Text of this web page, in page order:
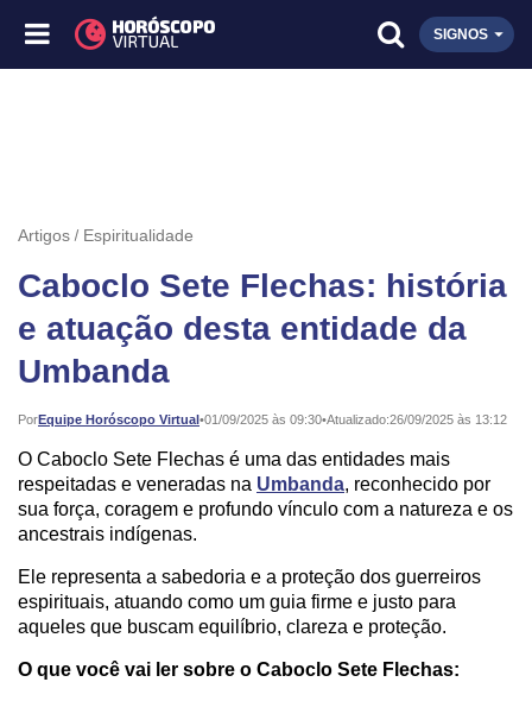
SIGNOS
Artigos Espiritualidade
Caboclo Sete Flechas: história
e atuação desta entidade da
Umbanda
PorEquipe Horóscopo Virtual•
Publicado: 01/09/2025 às 09:30•Atualizado:26/09/2025 às 13:12
O Caboclo Sete Flechas é uma das entidades mais
respeitadas e veneradas na Umbanda, reconhecido por
sua força, coragem e profundo vínculo com a natureza e os
ancestrais indígenas.
Ele representa a sabedoria e a proteção dos guerreiros
espirituais, atuando como um guia firme e justo para
aqueles que buscam equilíbrio, clareza e proteção.
O que você vai ler sobre o Caboclo Sete Flechas: